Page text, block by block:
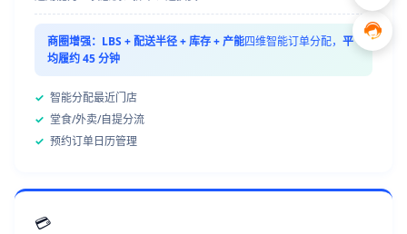
商圈增强： LBS + 配送半径 + 库存 + 产能四维智能订单分配， 平
均履约 45 分钟
✓ 智能分配最近门店
✓ 堂食/外卖/自提分流
✓ 预约订单日历管理
💳